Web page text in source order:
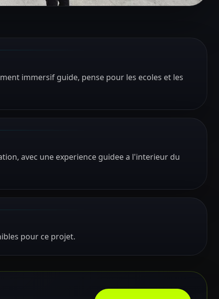
immersif guide, pense pour les ecoles et les
avec une experience guidee a l'interieur du
pour ce projet.